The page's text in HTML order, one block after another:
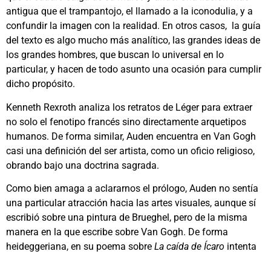
antigua que el trampantojo, el llamado a la iconodulia, y a
confundir la imagen con la realidad. En otros casos, la guía
del texto es algo mucho más analítico, las grandes ideas de
los grandes hombres, que buscan lo universal en lo
particular, y hacen de todo asunto una ocasión para cumplir
dicho propósito.
Kenneth Rexroth analiza los retratos de Léger para extraer
no solo el fenotipo francés sino directamente arquetipos
humanos. De forma similar, Auden encuentra en Van Gogh
casi una definición del ser artista, como un oficio religioso,
obrando bajo una doctrina sagrada.
Como bien amaga a aclararnos el prólogo, Auden no sentía
una particular atracción hacia las artes visuales, aunque sí
escribió sobre una pintura de Brueghel, pero de la misma
manera en la que escribe sobre Van Gogh. De forma
heideggeriana, en su poema sobre La caída de Ícaro intenta